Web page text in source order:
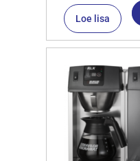
Loe lisa